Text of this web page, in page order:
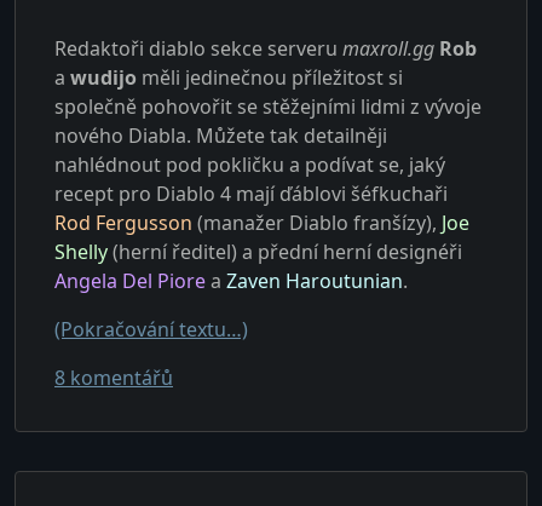
Redaktoři diablo sekce serveru maxroll.gg Rob
a wudijo měli jedinečnou příležitost si
společně pohovořit se stěžejními lidmi z vývoje
nového Diabla. Můžete tak detailněji
nahlédnout pod pokličku a podívat se, jaký
recept pro Diablo 4 mají ďáblovi šéfkuchaři
Rod Fergusson (manažer Diablo franšízy), Joe
Shelly(herní ředitel) a přední herní designéři
Angela Del Piorea Zaven Haroutunian.
(Pokračování textu…)
8 komentářů